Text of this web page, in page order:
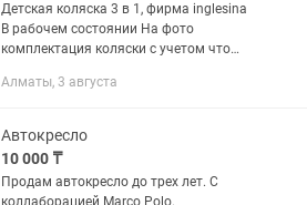
Детская коляска 3 в 1, фирма inglesina
В рабочем состоянии На фото
комплектация коляски с учетом что
Алматы, 3 августа
Автокресло
10 000 ₸
Продам автокресло до трех лет. С
коллаборацией Marco Polo.